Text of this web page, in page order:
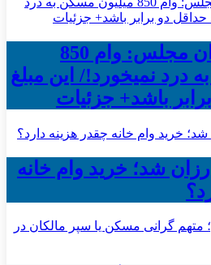
کمیسیون عمران مجلس: وام 850
درد نمیخورد!/ این مبلغ
باشد+ جزئیات
شد؛ خرید وام خانه